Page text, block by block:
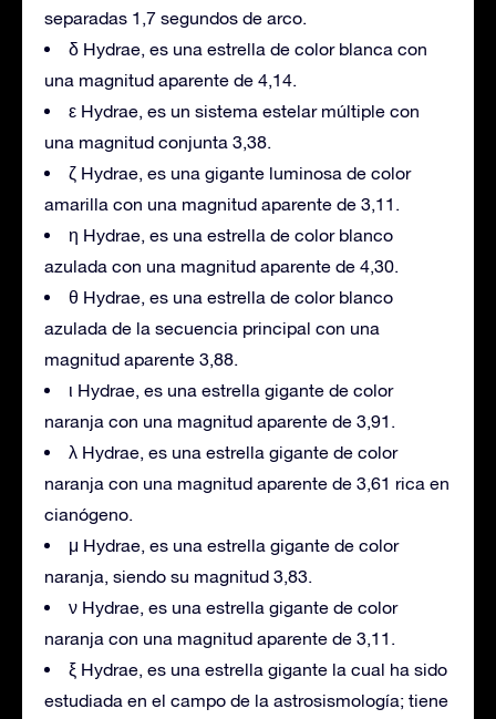
separadas 1,7 segundos de arco.
δ Hydrae, es una estrella de color blanca con
una magnitud aparente de 4,14.
ε Hydrae, es un sistema estelar múltiple con
una magnitud conjunta 3,38.
ζ Hydrae, es una gigante luminosa de color
amarilla con una magnitud aparente de 3,11.
η Hydrae, es una estrella de color blanco
azulada con una magnitud aparente de 4,30.
θ Hydrae, es una estrella de color blanco
azulada de la secuencia principal con una
magnitud aparente 3,88.
ι Hydrae, es una estrella gigante de color
naranja con una magnitud aparente de 3,91.
λ Hydrae, es una estrella gigante de color
naranja con una magnitud aparente de 3,61 rica en
cianógeno.
μ Hydrae, es una estrella gigante de color
naranja, siendo su magnitud 3,83.
ν Hydrae, es una estrella gigante de color
naranja con una magnitud aparente de 3,11.
ξ Hydrae, es una estrella gigante la cual ha sido
estudiada en el campo de la astrosismología; tiene